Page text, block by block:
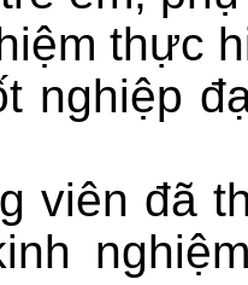
thực
nghiệp
viên đã